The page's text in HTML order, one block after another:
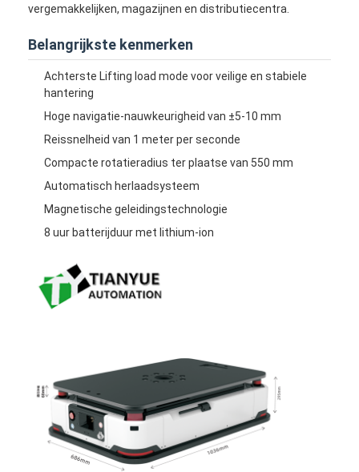
Thuis
Videos
Over ons
Fabrieksreis
vergemakkelijken, magazijnen en distributiecentra.
Belangrijkste kenmerken
Achterste Lifting load mode voor veilige en stabiele
hantering
Hoge navigatie-nauwkeurigheid van ±5-10 mm
Reissnelheid van 1 meter per seconde
Compacte rotatieradius ter plaatse van 550 mm
Automatisch herlaadsysteem
Magnetische geleidingstechnologie
8 uur batterijduur met lithium-ion